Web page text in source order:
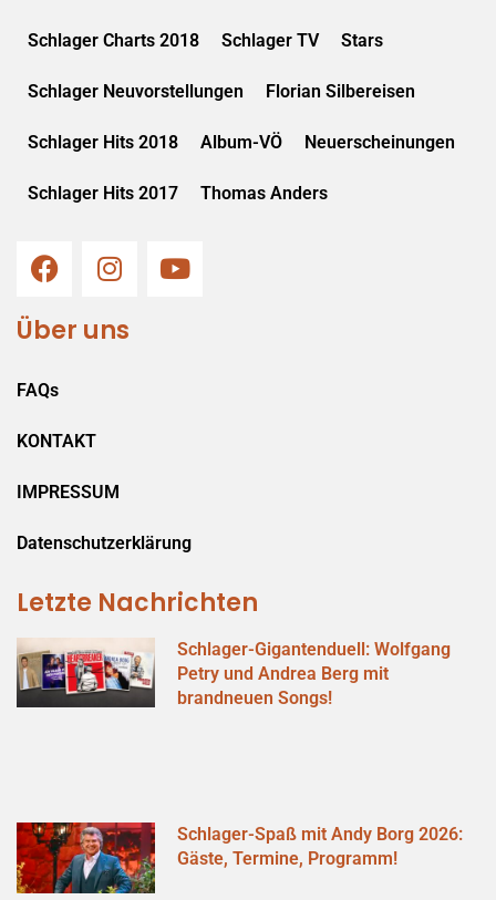
Schlager Charts 2018 Schlager TV Stars
Schlager Neuvorstellungen Florian Silbereisen
Schlager Hits 2018 Album-VÖ Neuerscheinungen
Schlager Hits 2017 Thomas Anders
Über uns
FAQs
KONTAKT
IMPRESSUM
Datenschutzerklärung
Letzte Nachrichten
Schlager-Gigantenduell: Wolfgang
Petry und Andrea Berg mit
brandneuen Songs!
Schlager-Spaß mit Andy Borg 2026:
Gäste, Termine, Programm!